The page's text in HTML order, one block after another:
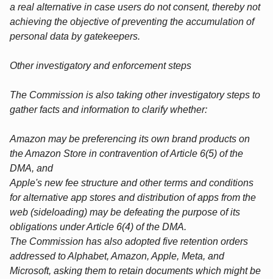
a real alternative in case users do not consent, thereby not
achieving the objective of preventing the accumulation of
personal data by gatekeepers.
Other investigatory and enforcement steps
The Commission is also taking other investigatory steps to
gather facts and information to clarify whether:
Amazon may be preferencing its own brand products on
the Amazon Store in contravention of Article 6(5) of the
DMA, and
Apple's new fee structure and other terms and conditions
for alternative app stores and distribution of apps from the
web (sideloading) may be defeating the purpose of its
obligations under Article 6(4) of the DMA.
The Commission has also adopted five retention orders
addressed to Alphabet, Amazon, Apple, Meta, and
Microsoft, asking them to retain documents which might be